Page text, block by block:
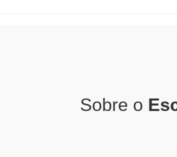
Sobre o